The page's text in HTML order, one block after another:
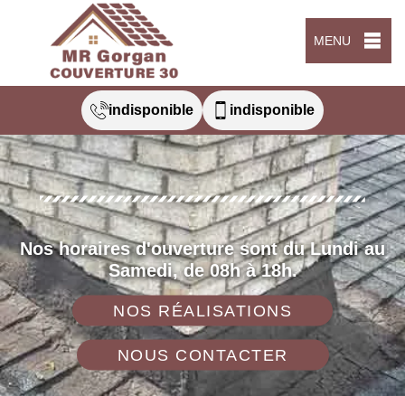
MENU
indisponible indisponible
Nos horaires d'ouverture sont du Lundi au
Samedi, de 08h à 18h.
NOS RÉALISATIONS
NOUS CONTACTER